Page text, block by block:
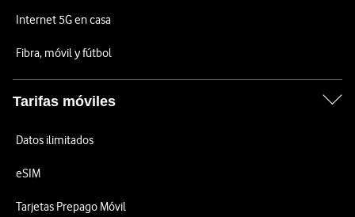
Internet 5G en casa
Fibra, móvil y fútbol
Tarifas móviles
Datos ilimitados
eSIM
Tarjetas Prepago Móvil